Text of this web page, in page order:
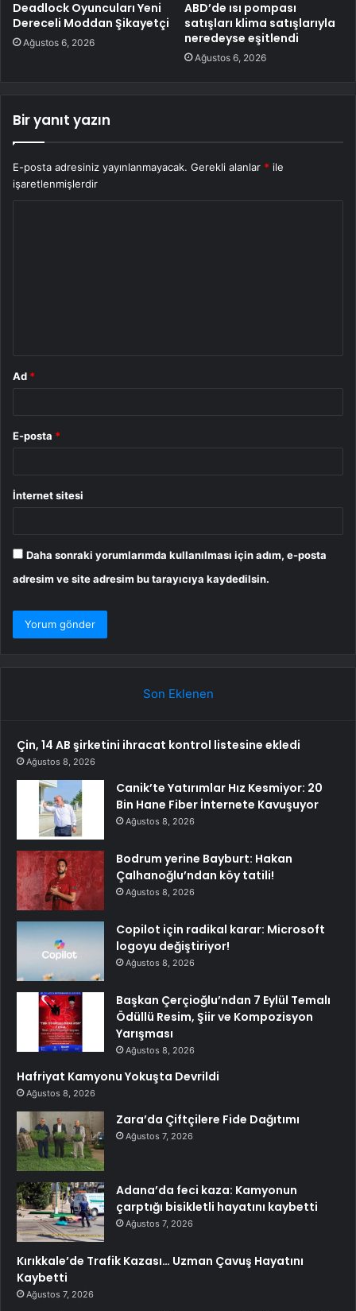
Deadlock Oyuncuları Yeni
Dereceli Moddan Şikayetçi
Ağustos 6, 2026
ABD’de ısı pompası
satışları klima satışlarıyla
neredeyse eşitlendi
Ağustos 6, 2026
Bir yanıt yazın
E-posta adresiniz yayınlanmayacak. Gerekli alanlar * ile
işaretlenmişlerdir
Ad *
E-posta *
İnternet sitesi
Daha sonraki yorumlarımda kullanılması için adım, e-posta
adresim ve site adresim bu tarayıcıya kaydedilsin.
Son Eklenen
Çin, 14 AB şirketini ihracat kontrol listesine ekledi
Ağustos 8, 2026
Canik’te Yatırımlar Hız Kesmiyor: 20
Bin Hane Fiber İnternete Kavuşuyor
Ağustos 8, 2026
Bodrum yerine Bayburt: Hakan
Çalhanoğlu’ndan köy tatili!
Ağustos 8, 2026
Copilot için radikal karar: Microsoft
logoyu değiştiriyor!
Ağustos 8, 2026
Başkan Çerçioğlu’ndan 7 Eylül Temalı
Ödüllü Resim, Şiir ve Kompozisyon
Yarışması
Ağustos 8, 2026
Hafriyat Kamyonu Yokuşta Devrildi
Ağustos 8, 2026
Zara’da Çiftçilere Fide Dağıtımı
Ağustos 7, 2026
Adana’da feci kaza: Kamyonun
çarptığı bisikletli hayatını kaybetti
Ağustos 7, 2026
Kırıkkale’de Trafik Kazası… Uzman Çavuş Hayatını
Kaybetti
Ağustos 7, 2026